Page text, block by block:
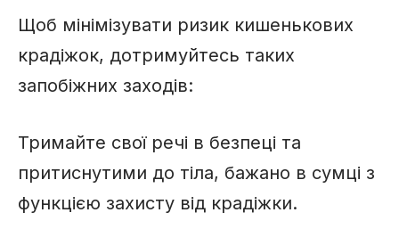
Щоб мінімізувати ризик кишенькових
крадіжок, дотримуйтесь таких
запобіжних заходів:
Тримайте свої речі в безпеці та
притиснутими до тіла, бажано в сумці з
функцією захисту від крадіжки.